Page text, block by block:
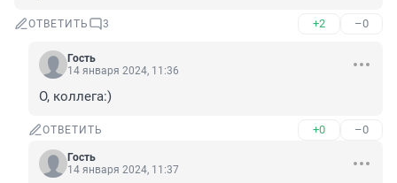
ОТВЕТИТЬ 3 +2 –0
Гость
14 января 2024, 11:36
О, коллега:)
ОТВЕТИТЬ +0 –0
Гость
14 января 2024, 11:37